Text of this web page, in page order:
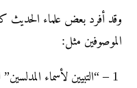
وقد أفرد بعض علماء الحديث
الموصوفين مثل:
1 – “التبيين لأسماء